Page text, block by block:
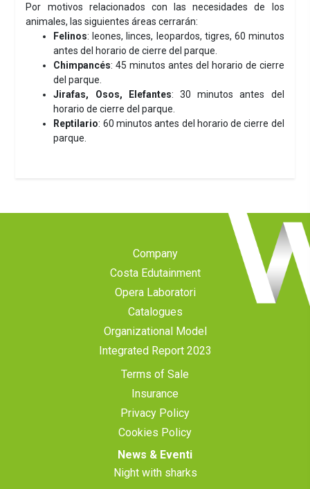
Por motivos relacionados con las necesidades de los
animales, las siguientes áreas cerrarán:
Felinos: leones, linces, leopardos, tigres, 60 minutos
antes del horario de cierre del parque.
Chimpancés: 45 minutos antes del horario de cierre
del parque.
Jirafas, Osos, Elefantes: 30 minutos antes del
horario de cierre del parque.
Reptilario: 60 minutos antes del horario de cierre del
parque.
Company
Costa Edutainment
Opera Laboratori
Catalogues
Organizational Model
Integrated Report 2023
Terms of Sale
Insurance
Privacy Policy
Cookies Policy
News & Eventi
Night with sharks